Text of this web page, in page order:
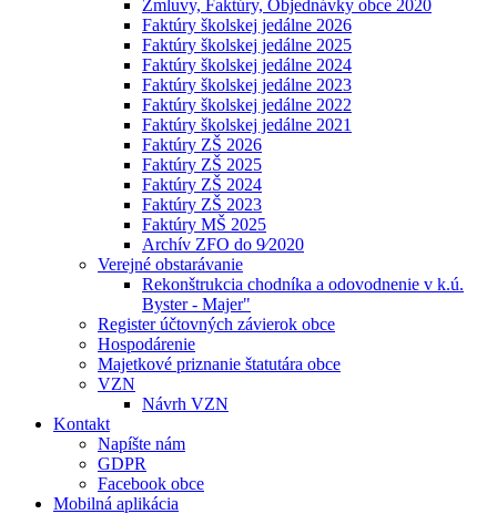
Zmluvy, Faktúry, Objednávky obce 2020
Faktúry školskej jedálne 2026
Faktúry školskej jedálne 2025
Faktúry školskej jedálne 2024
Faktúry školskej jedálne 2023
Faktúry školskej jedálne 2022
Faktúry školskej jedálne 2021
Faktúry ZŠ 2026
Faktúry ZŠ 2025
Faktúry ZŠ 2024
Faktúry ZŠ 2023
Faktúry MŠ 2025
Archív ZFO do 9⁄2020
Verejné obstarávanie
Rekonštrukcia chodníka a odovodnenie v k.ú.
Byster - Majer"
Register účtovných závierok obce
Hospodárenie
Majetkové priznanie štatutára obce
VZN
Návrh VZN
Kontakt
Napíšte nám
GDPR
Facebook obce
Mobilná aplikácia